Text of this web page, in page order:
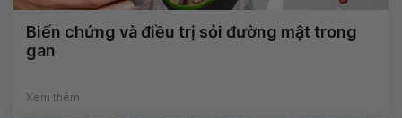
Biến chứng và điều trị sỏi đường mật trong
gan
Xem thêm